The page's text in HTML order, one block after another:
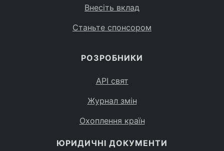
Внесіть вклад
Станьте спонсором
РОЗРОБНИКИ
API свят
Журнал змін
Охоплення країн
ЮРИДИЧНІ ДОКУМЕНТИ